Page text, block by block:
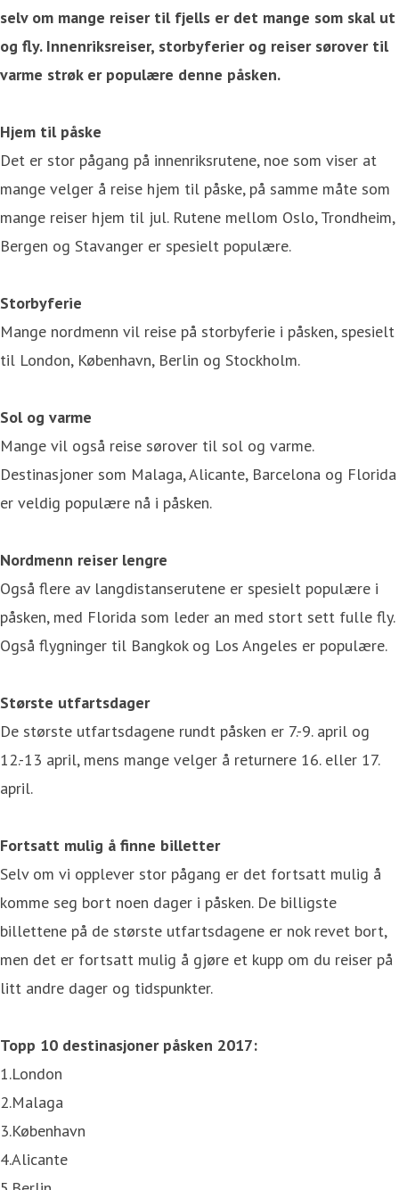
selv om mange reiser til fjells er det mange som skal ut
og fly. Innenriksreiser, storbyferier og reiser sørover til
varme strøk er populære denne påsken.
Hjem til påske
Det er stor pågang på innenriksrutene, noe som viser at
mange velger å reise hjem til påske, på samme måte som
mange reiser hjem til jul. Rutene mellom Oslo, Trondheim,
Bergen og Stavanger er spesielt populære.
Storbyferie
Mange nordmenn vil reise på storbyferie i påsken, spesielt
til London, København, Berlin og Stockholm.
Sol og varme
Mange vil også reise sørover til sol og varme.
Destinasjoner som Malaga, Alicante, Barcelona og Florida
er veldig populære nå i påsken.
Nordmenn reiser lengre
Også flere av langdistanserutene er spesielt populære i
påsken, med Florida som leder an med stort sett fulle fly.
Også flygninger til Bangkok og Los Angeles er populære.
Største utfartsdager
De største utfartsdagene rundt påsken er 7.-9. april og
12.-13 april, mens mange velger å returnere 16. eller 17.
april.
Fortsatt mulig å finne billetter
Selv om vi opplever stor pågang er det fortsatt mulig å
komme seg bort noen dager i påsken. De billigste
billettene på de største utfartsdagene er nok revet bort,
men det er fortsatt mulig å gjøre et kupp om du reiser på
litt andre dager og tidspunkter.
Topp 10 destinasjoner påsken 2017:
1.London
2.Malaga
3.København
4.Alicante